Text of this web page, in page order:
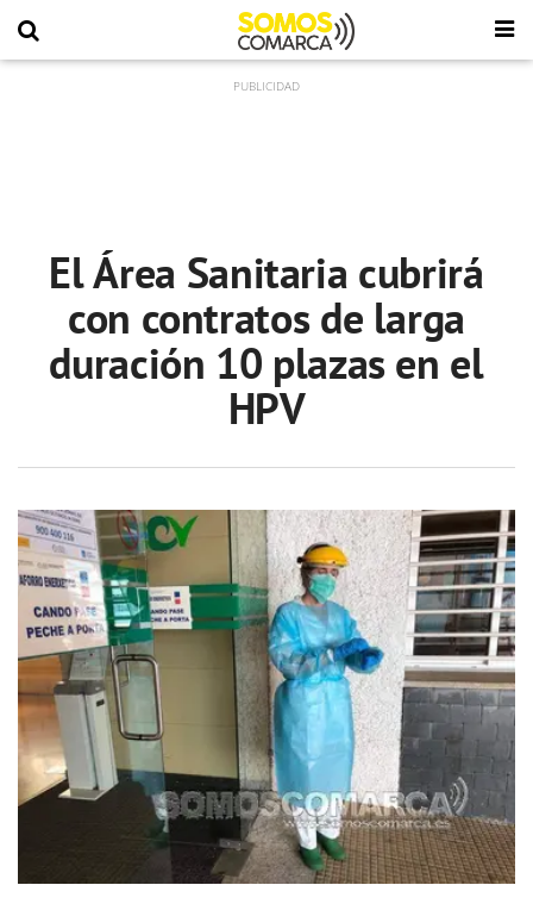
El Área Sanitaria cubrirá
con contratos de larga
duración 10 plazas en el
HPV